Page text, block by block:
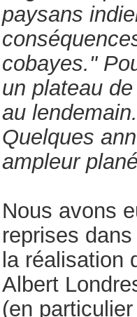
paysans
cobayes."
un plateau
au lendemain.
Quelques
ampleur
Nous avons
reprises
la réalisation
Albert
(en